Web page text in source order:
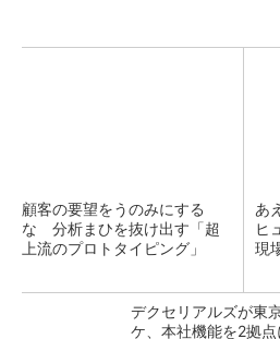
顧客の要望をうのみにする
な 分析まひを抜け出す「超
上流のプロトタイピング」
あ
ヒ
現
デクセリアルズが東
ケ、本社機能を2拠点